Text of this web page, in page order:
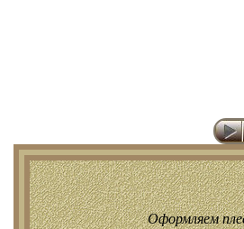
Оформляем